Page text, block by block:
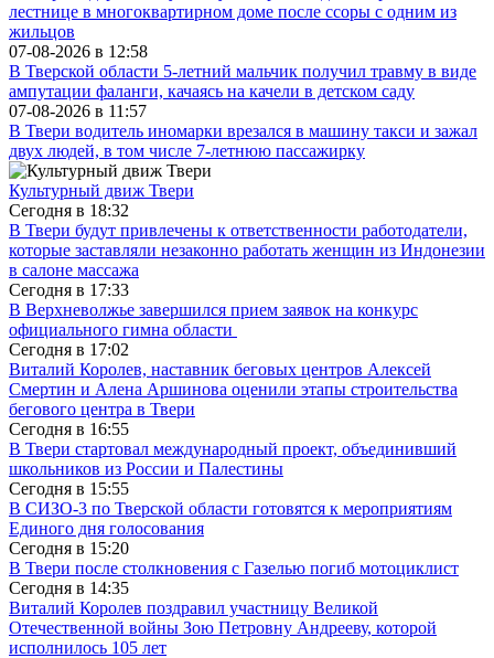
лестнице в многоквартирном доме после ссоры с одним из
жильцов
07-08-2026 в 12:58
В Тверской области 5-летний мальчик получил травму в виде
ампутации фаланги, качаясь на качели в детском саду
07-08-2026 в 11:57
В Твери водитель иномарки врезался в машину такси и зажал
двух людей, в том числе 7-летнюю пассажирку
Культурный движ Твери
Сегодня в 18:32
В Твери будут привлечены к ответственности работодатели,
которые заставляли незаконно работать женщин из Индонезии
в салоне массажа
Сегодня в 17:33
В Верхневолжье завершился прием заявок на конкурс
официального гимна области
Сегодня в 17:02
Виталий Королев, наставник беговых центров Алексей
Смертин и Алена Аршинова оценили этапы строительства
бегового центра в Твери
Сегодня в 16:55
В Твери стартовал международный проект, объединивший
школьников из России и Палестины
Сегодня в 15:55
В СИЗО-3 по Тверской области готовятся к мероприятиям
Единого дня голосования
Сегодня в 15:20
В Твери после столкновения с Газелью погиб мотоциклист
Сегодня в 14:35
Виталий Королев поздравил участницу Великой
Отечественной войны Зою Петровну Андрееву, которой
исполнилось 105 лет